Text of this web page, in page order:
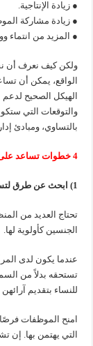
● زيادة الإنتاجية.
● زيادة مشاركة
● المزيد من انتماء
ولكن كيف نعرف أن
الواقع، يمكن أن
الهيكل الصحيح لدعم
والتوقعات التي
بالتساوي، ومبادئ
4 خطوات تساعد على تمكين المرأة في العمل
1) ابحث عن طرق لتسليط الضوء على الصوت الأنثوي
تحتاج العديد من
الجنسين كأولوية لها.
عندما يكون لدى
تستحقه بدلاً من
للنساء بتقديم
امنح الموظفات فرصًا
التي يهتمن بها. إن